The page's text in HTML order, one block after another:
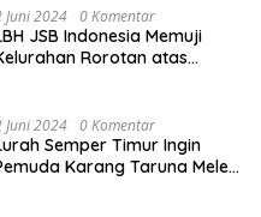
Gratis Yang
LBH JSB Indonesia
Juni 2024 0 Komentar
JSB Indonesia Memuji
Rorotan atas
orang Pemuda Karang
di Jakarta Utara
Juni 2024 0 Komentar
Semper Timur Ingin
Karang Taruna Melek